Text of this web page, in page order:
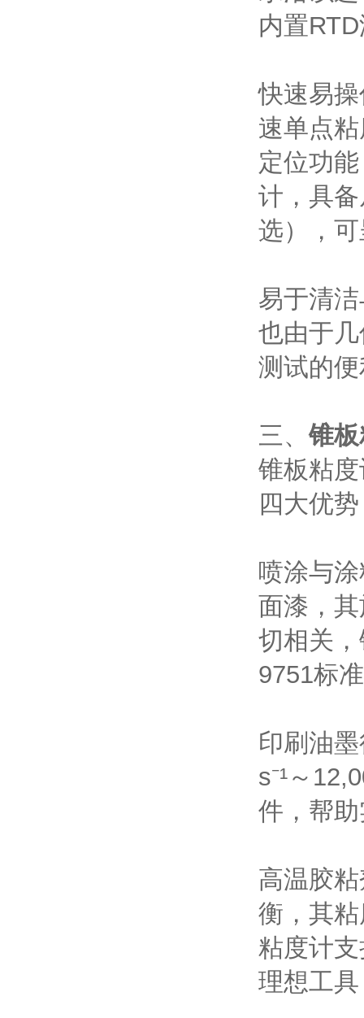
内置
快速易
速单点
定位功
计，具
选），
易于清
也由于
测试的
三、锥
锥板粘
四大优
喷涂与
面漆，
切相关
9751标
印刷油
s⁻¹～
件，帮
高温胶
衡，其
粘度计
理想工具